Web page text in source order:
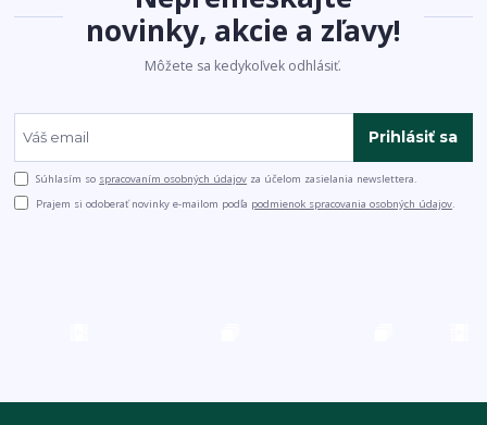
novinky, akcie a zľavy!
Môžete sa kedykoľvek odhlásiť.
Prihlásiť sa
Súhlasím so spracovaním osobných údajov za účelom zasielania newslettera.
Prajem si odoberať novinky e-mailom podľa podmienok spracovania osobných údajov.